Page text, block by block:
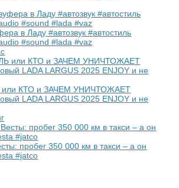
в Ладу #автозвук #автостиль
#sound #lada #vaz
КТО и ЗАЧЕМ УНИЧТОЖАЕТ
LADA LARGUS 2025 ENJOY и не
пробег 350 000 км в такси – а он
#jatco